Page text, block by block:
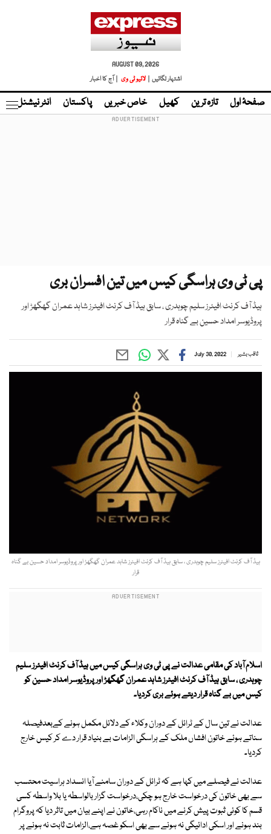
AUGUST 09, 2026
اشتہار لگائیں |
لائیو ٹی وی | آج کا اخبار
صفحۂ اول تازہ ترین کھیل خاص خبریں پاکستان انٹر نیشنل
پی ٹی وی ہراسگی کیس میں تین افسران بری
ہیڈ آف کرنٹ افیئرز سلیم چوہدری ، سابق ہیڈ آف کرنٹ افیئرز شاہد عمران گھگھڑ اور
پروڈیوسر امداد حسین بے گناہ قرار
ثاقب بشیر July 30, 2022
ہیڈ آف کرنٹ افیئرز سلیم چوہدری ، سابق ہیڈ آف کرنٹ افیئرز شاہد عمران گھگھڑ اور پروڈیوسر امداد حسین بے گناہ
قرار
اسلام آباد کی مقامی عدالت نے پی ٹی وی ہراسگی کیس میں ہیڈ آف کرنٹ افیئرز سلیم
چوہدری ، سابق ہیڈ آف کرنٹ افیئرز شاہد عمران گھگھڑ اور پروڈیوسر امداد حسین کو
کیس میں بے گناہ قرار دیتے ہوئے بری کردیا۔
عدالت نے تین سال کے ٹرائل کے دوران وکلاء کے دلائل مکمل ہونے کےبعدفیصلہ
سناتے ہوئے خاتون افشاں ملک کے ہراسگی الزامات بے بنیاد قرار دے کر کیس خارج
کردیا۔
عدالت نے فیصلے میں کہا ہے کہ ٹرائل کے دوران سامنے آیا انسداد ہراسیت محتسب
سے بھی خاتون کی درخواست خارج ہو چکی،درخواست گزار بالواسطہ یا بلا واسطہ کسی
قسم کا کوئی ثبوت پیش کرنے میں ناکام رہی،خاتون نے اپنے بیان میں تاثر دیا کہ پروگرام
بند ہونے اور اسکی ادائیگی نہ ہونے سے بھی اسکو غصہ ہے،الزامات ثابت نہ ہونے پر